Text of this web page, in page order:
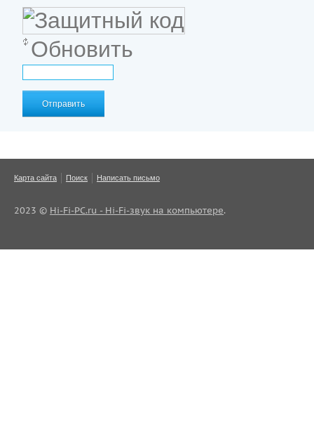
Обновить
Отправить
Карта сайта Поиск Написать письмо
2023 © Hi-Fi-PC.ru - Hi-Fi-звук на компьютере.